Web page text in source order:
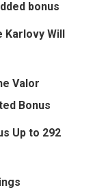
bonus
Karlovy Will
Valor
Bonus
Up to 292